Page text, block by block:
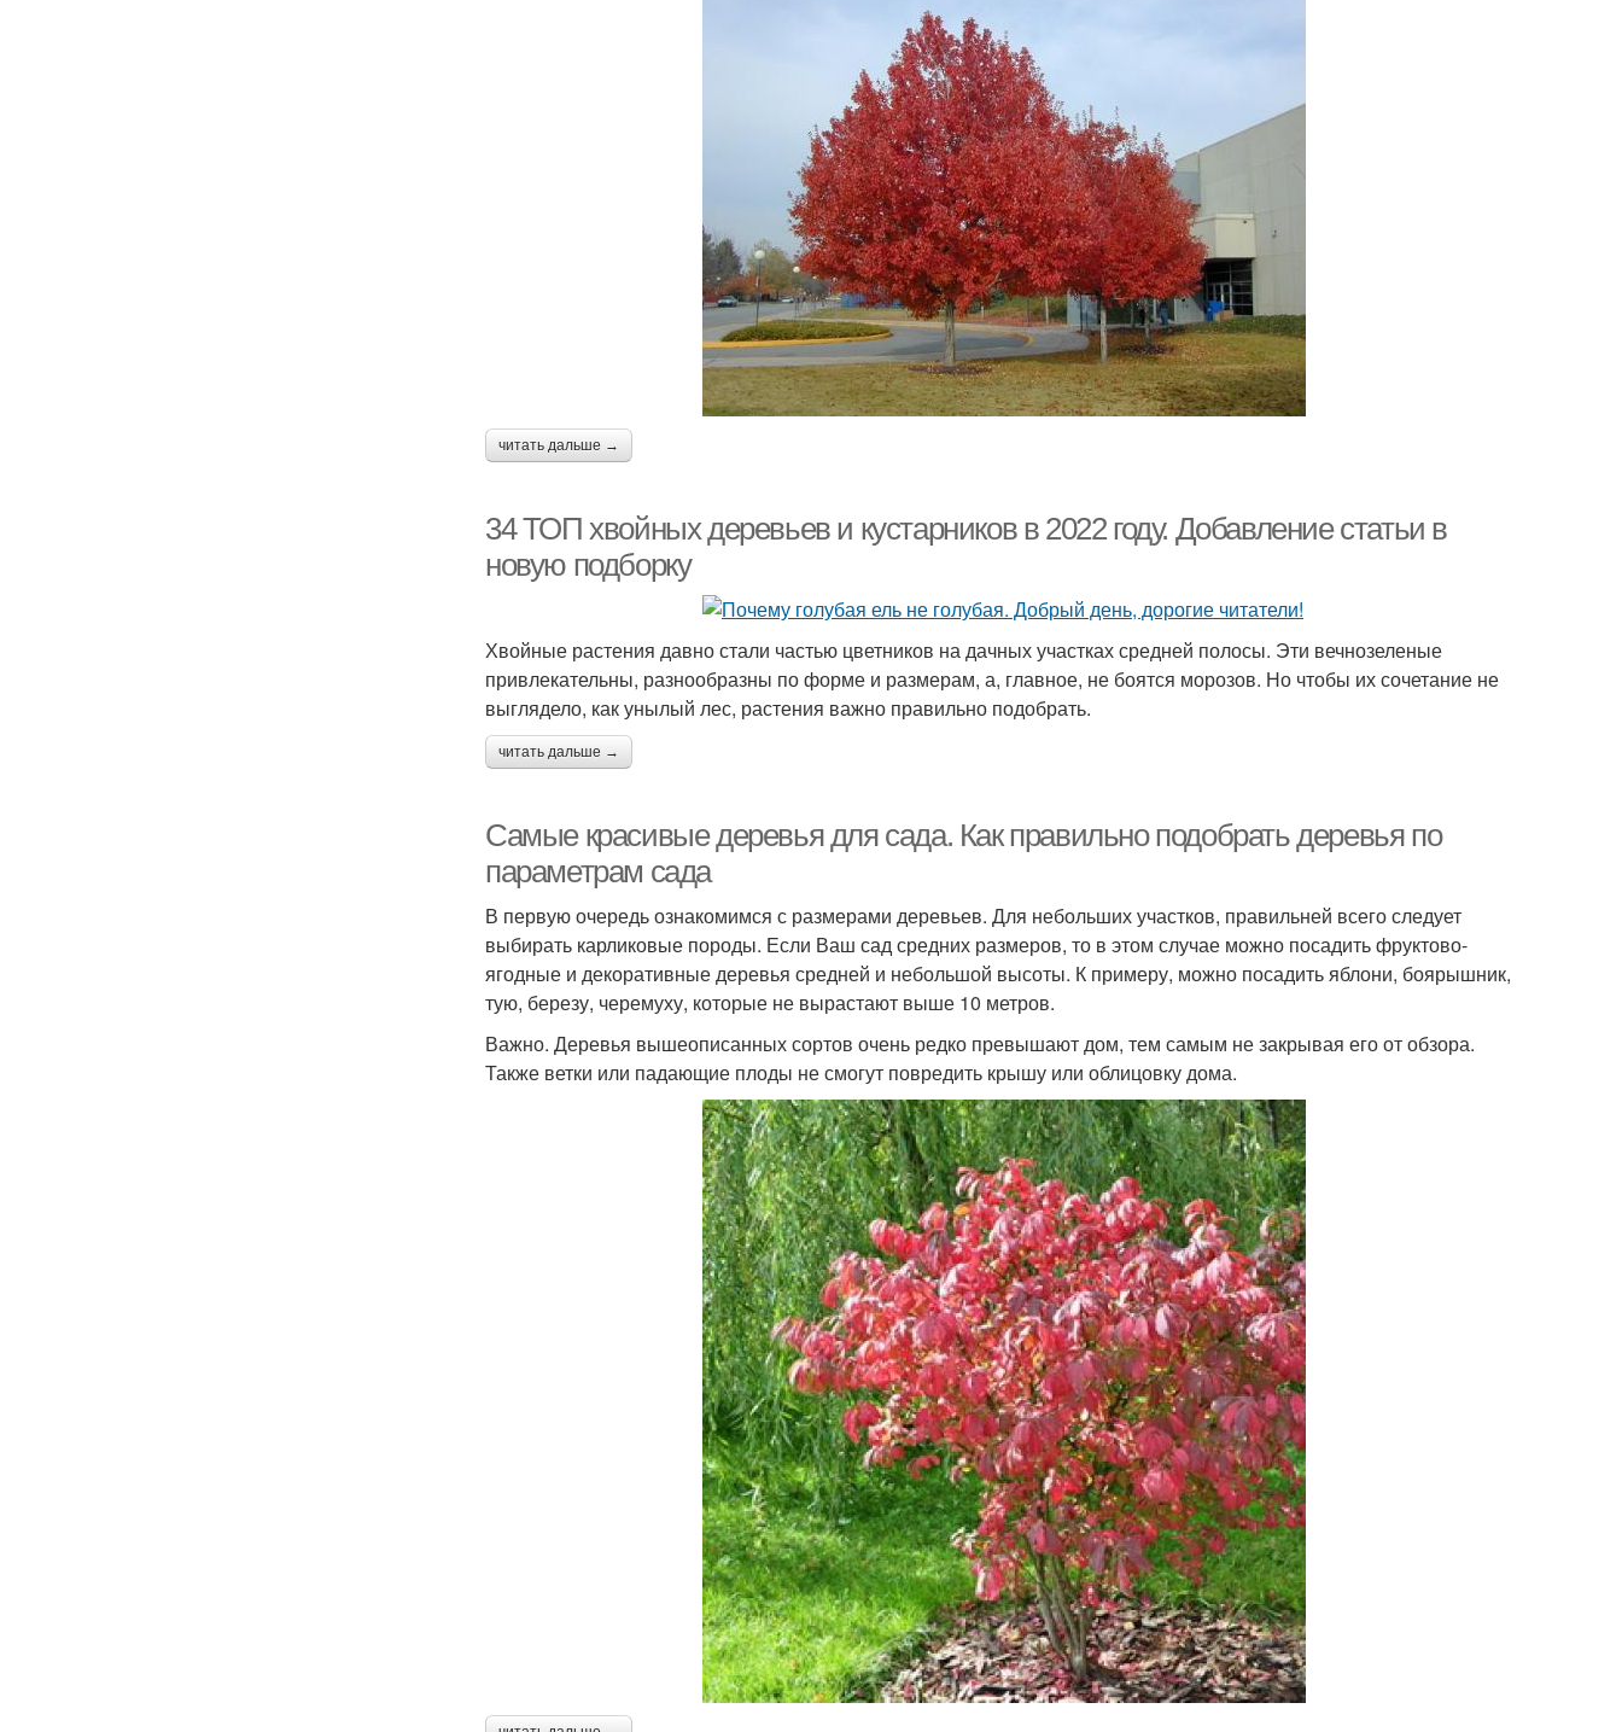
читать дальше →
34 ТОП хвойных деревьев и кустарников в 2022 году. Добавление статьи в
новую подборку
Хвойные растения давно стали частью цветников на дачных участках средней полосы. Эти вечнозеленые
привлекательны, разнообразны по форме и размерам, а, главное, не боятся морозов. Но чтобы их сочетание не
выглядело, как унылый лес, растения важно правильно подобрать.
читать дальше →
Самые красивые деревья для сада. Как правильно подобрать деревья по
параметрам сада
В первую очередь ознакомимся с размерами деревьев. Для небольших участков, правильней всего следует
выбирать карликовые породы. Если Ваш сад средних размеров, то в этом случае можно посадить фруктово-
ягодные и декоративные деревья средней и небольшой высоты. К примеру, можно посадить яблони, боярышник,
тую, березу, черемуху, которые не вырастают выше 10 метров.
Важно. Деревья вышеописанных сортов очень редко превышают дом, тем самым не закрывая его от обзора.
Также ветки или падающие плоды не смогут повредить крышу или облицовку дома.